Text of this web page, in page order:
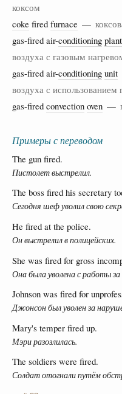
коксом
coke fired furnace —
gas-fired air-conditioning plant
воздуха с газовым
gas-fired air-conditioning unit
воздуха с использованием
gas-fired convection oven —
Примеры с переводом
The gun fired.
Пистолет выстрелил.
The boss fired his secretary
Сегодня шеф уволил свою
He fired at the police.
Он выстрелил в полицейских.
She was fired for gross
Она была уволена с работы
Johnson was fired for
Джонсон был уволен за
Mary's temper fired up.
Мэри разозлилась.
The soldiers were fired.
Солдат отогнали путём